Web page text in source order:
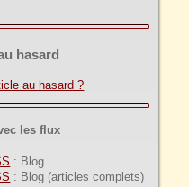
hasard
au hasard ?
les flux
: Blog
: Blog (articles complets)